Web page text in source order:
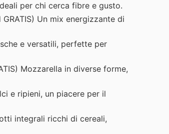
per chi cerca fibre e gusto.
Un mix energizzante di
e versatili, perfette per
Mozzarella in diverse forme,
e ripieni, un piacere per il
integrali ricchi di cereali,